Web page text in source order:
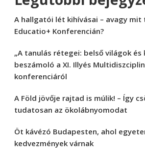
A hallgatói lét kihívásai – avagy mit
Educatio+ Konferencián?
„A tanulás rétegei: belső világok és
beszámoló a XI. Illyés
konferenciáról
A Föld jövője rajtad is múlik! – Így
tudatosan az ökolábnyomodat
Öt kávézó Budapesten, ahol
kedvezmények várnak